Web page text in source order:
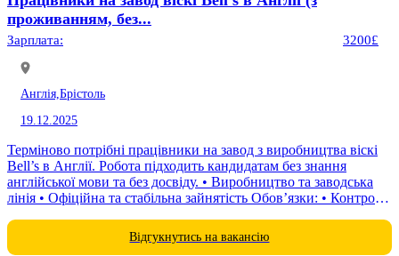
проживанням, без...
Зарплата: 3200£
Англія, Брістоль
19.12.2025
Терміново потрібні працівники на завод з виробництва віскі
Bell’s в Англії. Робота підходить кандидатам без знання
англійської мови та без досвіду. • Виробництво та заводська
лінія • Офіційна та стабільна зайнятість Обов’язки: • Контроль
Відгукнутись на вакансію